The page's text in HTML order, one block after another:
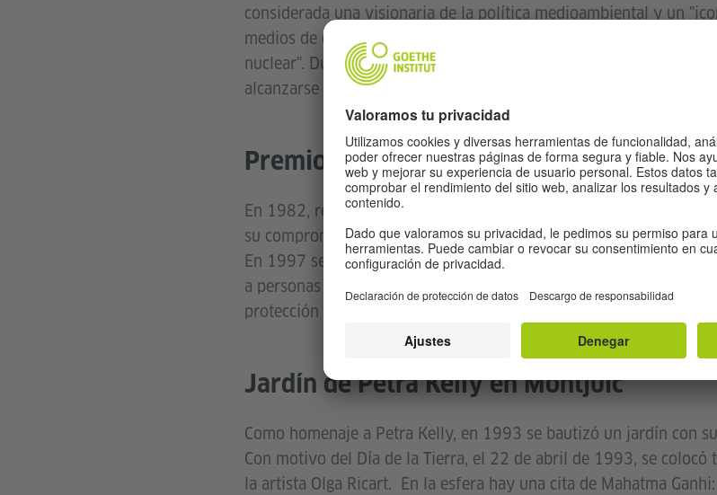
considerada una visionaria de la política medioambiental y un
medios de comunicación la llamaron la "Juana de Arco del
nuclear". Durante un discurso ante la Fundación Gandhi en
alcanzarse con medios injustos".
Premios
En 1982, recibió el Right Livelihood Award, también conocido
su compromiso con la paz y la ecología.
En 1997 se creó la Fundación Petra Kelly. Desde 1998 concede
a personas comprometidas con los derechos humanos, la
protección del medio ambiente y la justicia social.
Jardín de Petra Kelly en Montjuïc
Como homenaje a Petra Kelly, en 1993 se bautizó un jardín con
Con motivo del Día de la Tierra, el 22 de abril de 1993, se colocó
la artista Olga Ricart. En la esfera hay una cita de Mahatma